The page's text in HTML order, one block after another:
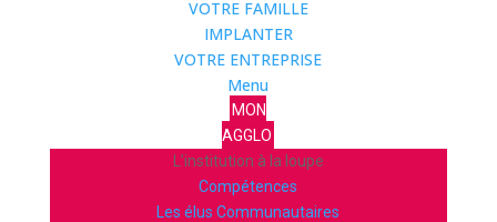
VOTRE FAMILLE
IMPLANTER
VOTRE ENTREPRISE
Menu
MON
AGGLO
L’institution à la loupe
Compétences
Les élus Communautaires